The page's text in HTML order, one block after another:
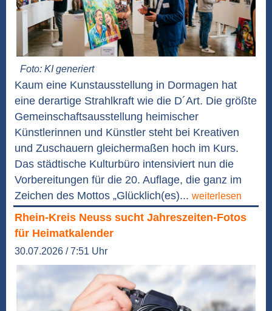
Foto: KI generiert
Kaum eine Kunstausstellung in Dormagen hat
eine derartige Strahlkraft wie die D´Art. Die größte
Gemeinschaftsausstellung heimischer
Künstlerinnen und Künstler steht bei Kreativen
und Zuschauern gleichermaßen hoch im Kurs.
Das städtische Kulturbüro intensiviert nun die
Vorbereitungen für die 20. Auflage, die ganz im
Zeichen des Mottos „Glücklich(es)... weiterlesen
Rhein-Kreis Neuss sucht Jahreszeiten-Fotos
für Heimatkalender
30.07.2026 / 7:51 Uhr